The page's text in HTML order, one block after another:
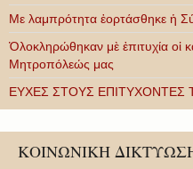
Με λαμπρότητα ἑορτάσθηκε ἡ
Ὁλοκληρώθηκαν μὲ ἐπιτυχία οἱ
Μητροπόλεώς μας
ΕΥΧΕΣ ΣΤΟΥΣ ΕΠΙΤΥΧΟΝΤΕΣ
ΚΟΙΝΩΝΙΚΗ